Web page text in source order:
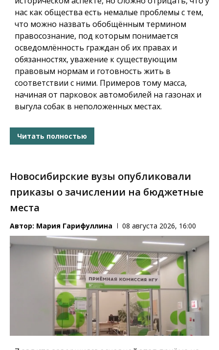
нас как общества есть немалые проблемы с тем,
что можно назвать обобщённым термином
правосознание, под которым понимается
осведомлённость граждан об их правах и
обязанностях, уважение к существующим
правовым нормам и готовность жить в
соответствии с ними. Примеров тому масса,
начиная от парковок автомобилей на газонах и
выгула собак в неположенных местах.
Читать полностью
Новосибирские вузы опубликовали
приказы о зачислении на бюджетные
места
Автор: Мария Гарифуллина 08 августа 2026, 16:00